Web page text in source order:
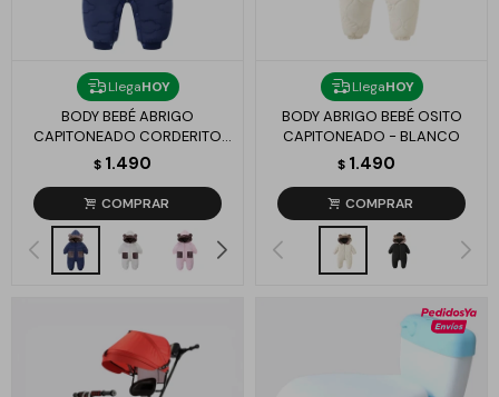
LlegaHOY
BODY BEBÉ ABRIGO
CAPITONEADO CORDERITO
SINTÉTICO - AZUL
$ 1.490
LlegaHOY
BODY ABRIGO BEBÉ OSITO
CAPITONEADO - BLANCO
$ 1.490